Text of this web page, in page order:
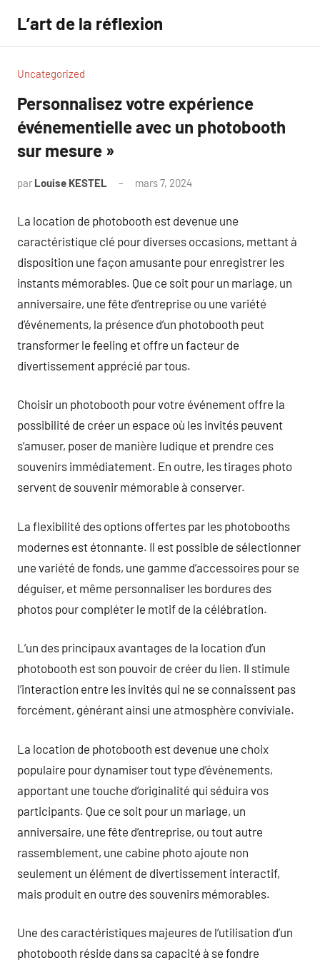
contenu
L’art de la réflexion
Uncategorized
Personnalisez votre expérience
événementielle avec un photobooth
sur mesure »
par Louise KESTEL mars 7, 2024
La location de photobooth est devenue une
caractéristique clé pour diverses occasions, mettant à
disposition une façon amusante pour enregistrer les
instants mémorables. Que ce soit pour un mariage, un
anniversaire, une fête d’entreprise ou une variété
d’événements, la présence d’un photobooth peut
transformer le feeling et offre un facteur de
divertissement apprécié par tous.
Choisir un photobooth pour votre événement offre la
possibilité de créer un espace où les invités peuvent
s’amuser, poser de manière ludique et prendre ces
souvenirs immédiatement. En outre, les tirages photo
servent de souvenir mémorable à conserver.
La flexibilité des options offertes par les photobooths
modernes est étonnante. Il est possible de sélectionner
une variété de fonds, une gamme d’accessoires pour se
déguiser, et même personnaliser les bordures des
photos pour compléter le motif de la célébration.
L’un des principaux avantages de la location d’un
photobooth est son pouvoir de créer du lien. Il stimule
l’interaction entre les invités qui ne se connaissent pas
forcément, générant ainsi une atmosphère conviviale.
La location de photobooth est devenue une choix
populaire pour dynamiser tout type d’événements,
apportant une touche d’originalité qui séduira vos
participants. Que ce soit pour un mariage, un
anniversaire, une fête d’entreprise, ou tout autre
rassemblement, une cabine photo ajoute non
seulement un élément de divertissement interactif,
mais produit en outre des souvenirs mémorables.
Une des caractéristiques majeures de l’utilisation d’un
photobooth réside dans sa capacité à se fondre